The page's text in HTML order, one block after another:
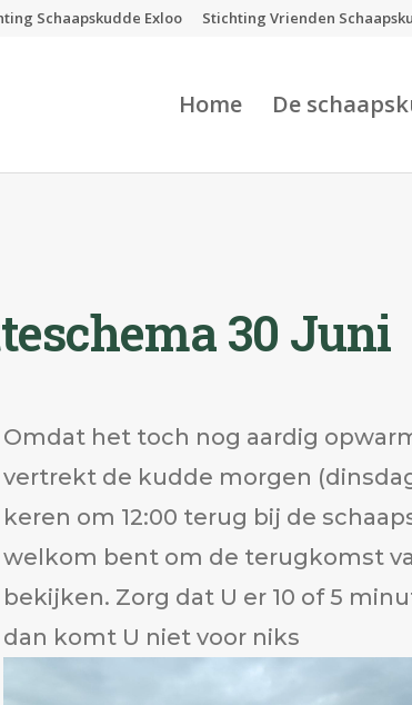
Schaapskudde Exloo Stichting Vrienden
Home De
30 Juni
Omdat het toch nog aardig
vertrekt de kudde morgen
keren om 12:00 terug bij de
welkom bent om de terugkomst
bekijken. Zorg dat U er 10 of 5
dan komt U niet voor niks